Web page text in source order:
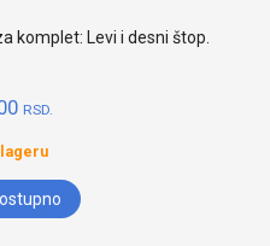
komplet: Levi i desni štop.
RSD.
lageru